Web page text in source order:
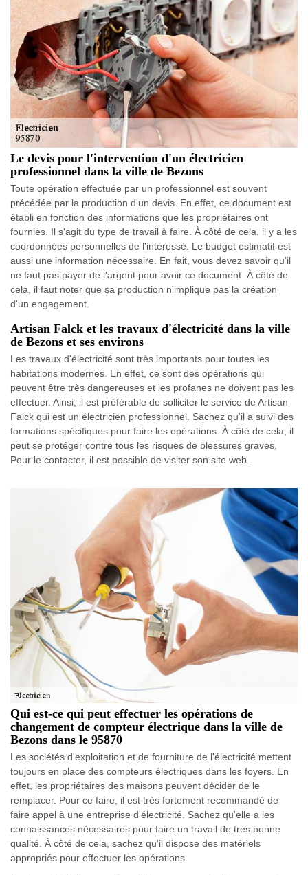
Le devis pour l'intervention d'un électricien
professionnel dans la ville de Bezons
Toute opération effectuée par un professionnel est souvent
précédée par la production d'un devis. En effet, ce document est
établi en fonction des informations que les propriétaires ont
fournies. Il s'agit du type de travail à faire. À côté de cela, il y a les
coordonnées personnelles de l'intéressé. Le budget estimatif est
aussi une information nécessaire. En fait, vous devez savoir qu'il
ne faut pas payer de l'argent pour avoir ce document. À côté de
cela, il faut noter que sa production n'implique pas la création
d'un engagement.
Artisan Falck et les travaux d'électricité dans la ville
de Bezons et ses environs
Les travaux d'électricité sont très importants pour toutes les
habitations modernes. En effet, ce sont des opérations qui
peuvent être très dangereuses et les profanes ne doivent pas les
effectuer. Ainsi, il est préférable de solliciter le service de Artisan
Falck qui est un électricien professionnel. Sachez qu'il a suivi des
formations spécifiques pour faire les opérations. À côté de cela, il
peut se protéger contre tous les risques de blessures graves.
Pour le contacter, il est possible de visiter son site web.
Qui est-ce qui peut effectuer les opérations de
changement de compteur électrique dans la ville de
Bezons dans le 95870
Les sociétés d'exploitation et de fourniture de l'électricité mettent
toujours en place des compteurs électriques dans les foyers. En
effet, les propriétaires des maisons peuvent décider de le
remplacer. Pour ce faire, il est très fortement recommandé de
faire appel à une entreprise d'électricité. Sachez qu'elle a les
connaissances nécessaires pour faire un travail de très bonne
qualité. À côté de cela, sachez qu'il dispose des matériels
appropriés pour effectuer les opérations.